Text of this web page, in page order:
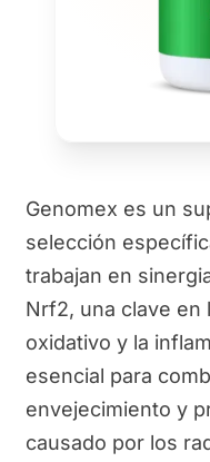
Genomex es un
selección
trabajan en
Nrf2, una clave en
oxidativo y la
esencial para
envejecimiento y
causado por los